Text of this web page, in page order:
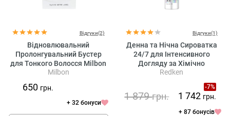
Відгуки(2)
Відновлювальний
Пролонгувальний Бустер
для Тонкого Волосся Milbon
Repair Professional No. 5
Milbon
650 грн.
+ 32 бонуси
Відгуки(1)
Денна та Нічна Сироватка
24/7 для Інтенсивного
Догляду за Хімічно
Обробленим та
Пошкодженим Волоссям
Redken Acidic Bonding
Concentrate 24/7 Night & Day
Serum
Redken
-7%
1 879грн. 1 742 грн.
+ 87 бонусів